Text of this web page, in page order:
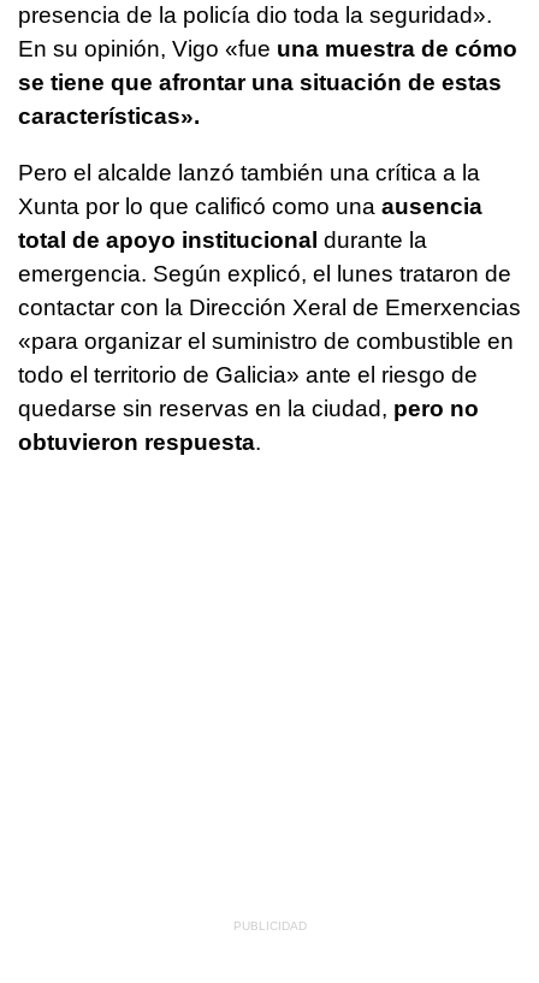
presencia de la policía dio toda la seguridad».
En su opinión, Vigo «fue una muestra de cómo
se tiene que afrontar una situación de estas
características».
Pero el alcalde lanzó también una crítica a la
Xunta por lo que calificó como una ausencia
total de apoyo institucional durante la
emergencia. Según explicó, el lunes trataron de
contactar con la Dirección Xeral de Emerxencias
«para organizar el suministro de combustible en
todo el territorio de Galicia» ante el riesgo de
quedarse sin reservas en la ciudad, pero no
obtuvieron respuesta.